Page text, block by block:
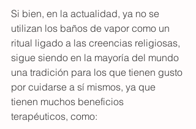
Si bien, en la actualidad, ya no se
utilizan los baños de vapor como un
ritual ligado a las creencias religiosas,
sigue siendo en la mayoría del mundo
una tradición para los que tienen gusto
por cuidarse a sí mismos, ya que
tienen muchos beneficios
terapéuticos, como: